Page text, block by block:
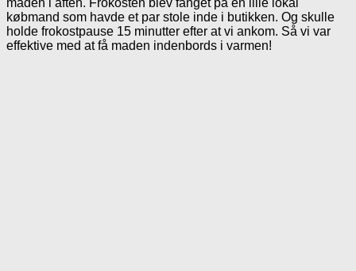
maden i aften. Frokosten blev fanget på en lille lokal
købmand som havde et par stole inde i butikken. Og skulle
holde frokostpause 15 minutter efter at vi ankom. Så vi var
effektive med at få maden indenbords i varmen!